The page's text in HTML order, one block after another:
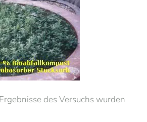
des Versuchs wurden